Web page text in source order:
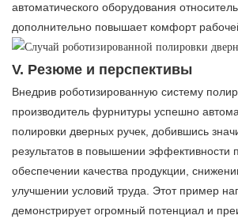
автоматического оборудования
дополнительно повышает комфорт
V. Резюме и перспективы
Внедрив роботизированную систему
производитель фурнитуры успешно
полировки дверных ручек, добившись
результатов в повышении эффективности
обеспечении качества продукции,
улучшении условий труда. Этот пример
демонстрирует огромный потенциал и